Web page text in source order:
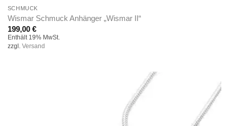
SCHMUCK
Wismar Schmuck Anhänger „Wismar II“
199,00 €
Enthält 19% MwSt.
zzgl. Versand